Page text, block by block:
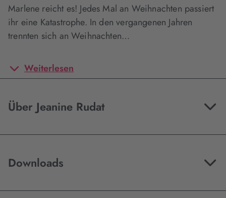
Marlene reicht es! Jedes Mal an Weihnachten passiert
ihr eine Katastrophe. In den vergangenen Jahren
trennten sich an Weihnachten…
Weiterlesen
Über Jeanine Rudat
Downloads